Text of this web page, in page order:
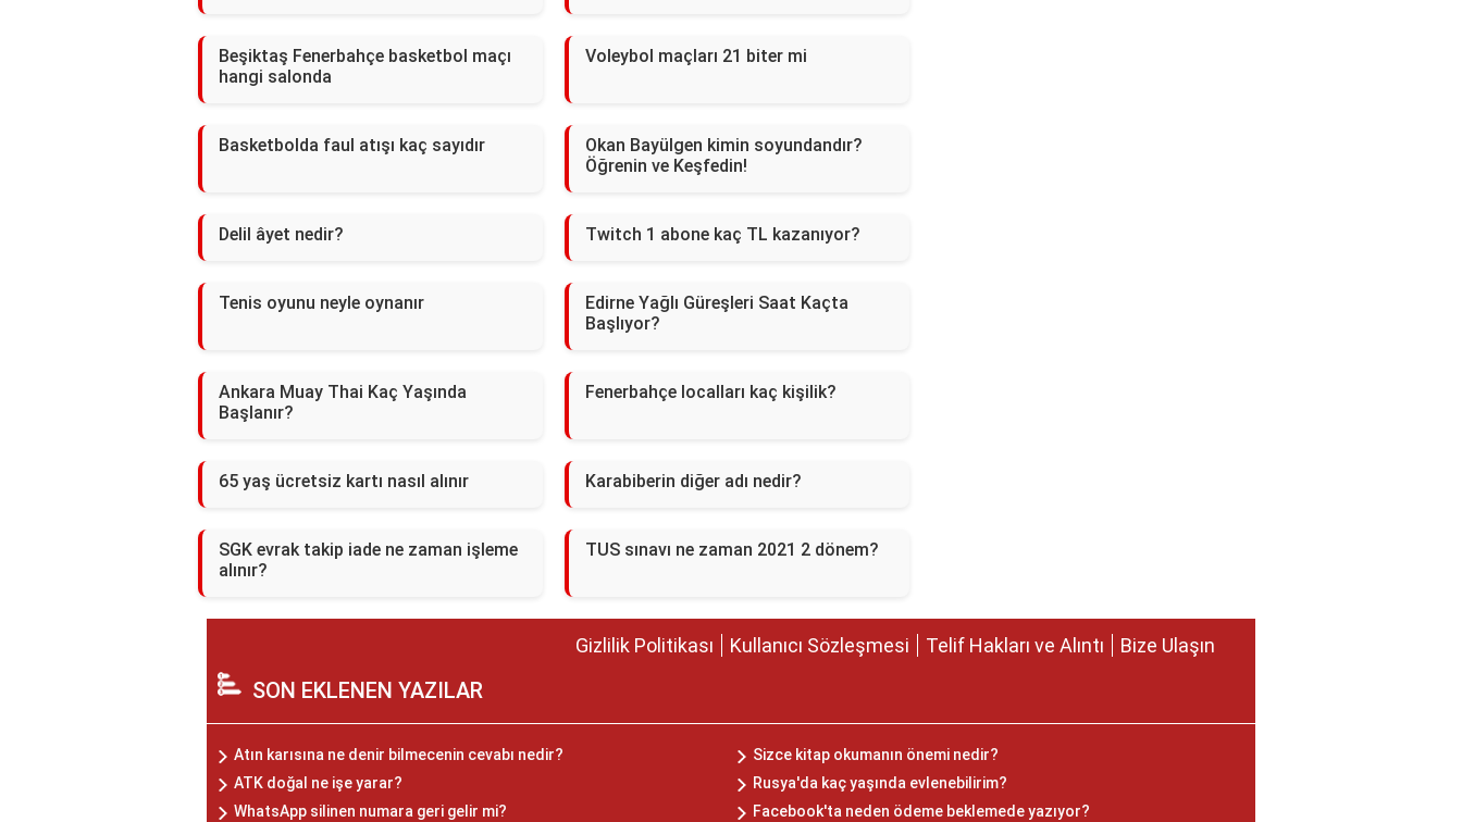
Beşiktaş Fenerbahçe basketbol maçı
hangi salonda
Voleybol maçları 21 biter mi
Basketbolda faul atışı kaç sayıdır
Okan Bayülgen kimin soyundandır?
Öğrenin ve Keşfedin!
Delil âyet nedir? Twitch 1 abone kaç TL kazanıyor?
Tenis oyunu neyle oynanır
Edirne Yağlı Güreşleri Saat Kaçta
Başlıyor?
Ankara Muay Thai Kaç Yaşında
Başlanır?
Fenerbahçe localları kaç kişilik?
65 yaş ücretsiz kartı nasıl alınır Karabiberin diğer adı nedir?
SGK evrak takip iade ne zaman işleme
alınır?
TUS sınavı ne zaman 2021 2 dönem?
Gizlilik Politikası Kullanıcı Sözleşmesi Telif Hakları ve Alıntı Bize Ulaşın
SON EKLENEN YAZILAR
Atın karısına ne denir bilmecenin cevabı nedir?
Sizce kitap okumanın önemi nedir?
ATK doğal ne işe yarar?
Rusya'da kaç yaşında evlenebilirim?
WhatsApp silinen numara geri gelir mi?
Facebook'ta neden ödeme beklemede yazıyor?